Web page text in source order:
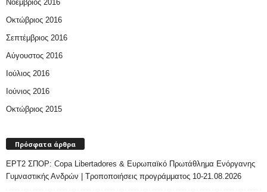
Νοέμβριος 2016
Οκτώβριος 2016
Σεπτέμβριος 2016
Αύγουστος 2016
Ιούλιος 2016
Ιούνιος 2016
Οκτώβριος 2015
Πρόσφατα άρθρα
ΕΡΤ2 ΣΠΟΡ: Copa Libertadores & Ευρωπαϊκό Πρωτάθλημα Ενόργανης
Γυμναστικής Ανδρών | Τροποποιήσεις προγράμματος 10-21.08.2026